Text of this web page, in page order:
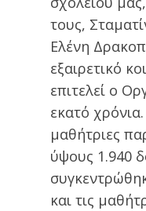
τους,
Ελένη
εξαιρετικό
επιτελεί ο
εκατό
μαθήτριες
ύψους 1.940
και τις